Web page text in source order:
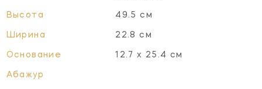
Высота 49.5 см
Ширина 22.8 см
Основание 12.7 х 25.4 см
Абажур